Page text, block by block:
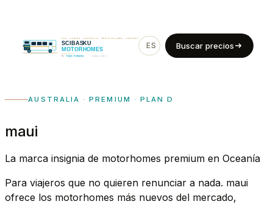
ES EN
Buscar precios
AUSTRALIA · PREMIUM · PLAN D
maui
La marca insignia de motorhomes premium en Oceanía
Para viajeros que no quieren renunciar a nada. maui
ofrece los motorhomes más nuevos del mercado,